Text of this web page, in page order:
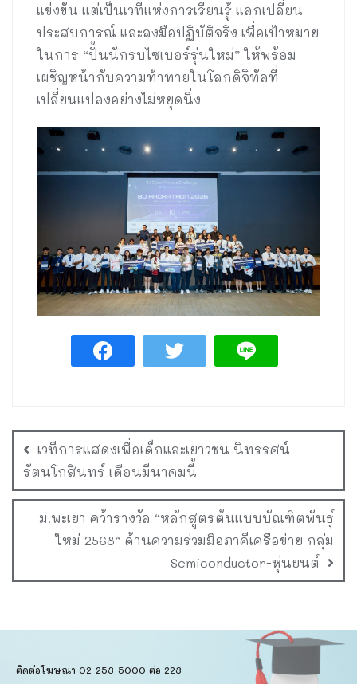
แข่งขัน แต่เป็นเวทีแห่งการเรียนรู้ แลกเปลี่ยน
ประสบการณ์ และลงมือปฏิบัติจริง เพื่อเป้าหมาย
ในการ “ปั้นนักรบไซเบอร์รุ่นใหม่” ให้พร้อม
เผชิญหน้ากับความท้าทายในโลกดิจิทัลที่
เปลี่ยนแปลงอย่างไม่หยุดนิ่ง
เวทีการแสดงเพื่อเด็กและเยาวชน นิทรรศน์
รัตนโกสินทร์ เดือนมีนาคมนี้
ม.พะเยา คว้ารางวัล “หลักสูตรต้นแบบบัณฑิตพันธุ์
ใหม่ 2568” ด้านความร่วมมือภาคีเครือข่าย กลุ่ม
Semiconductor-หุ่นยนต์
ติดต่อโฆษณา 02-253-5000​ ต่อ 223